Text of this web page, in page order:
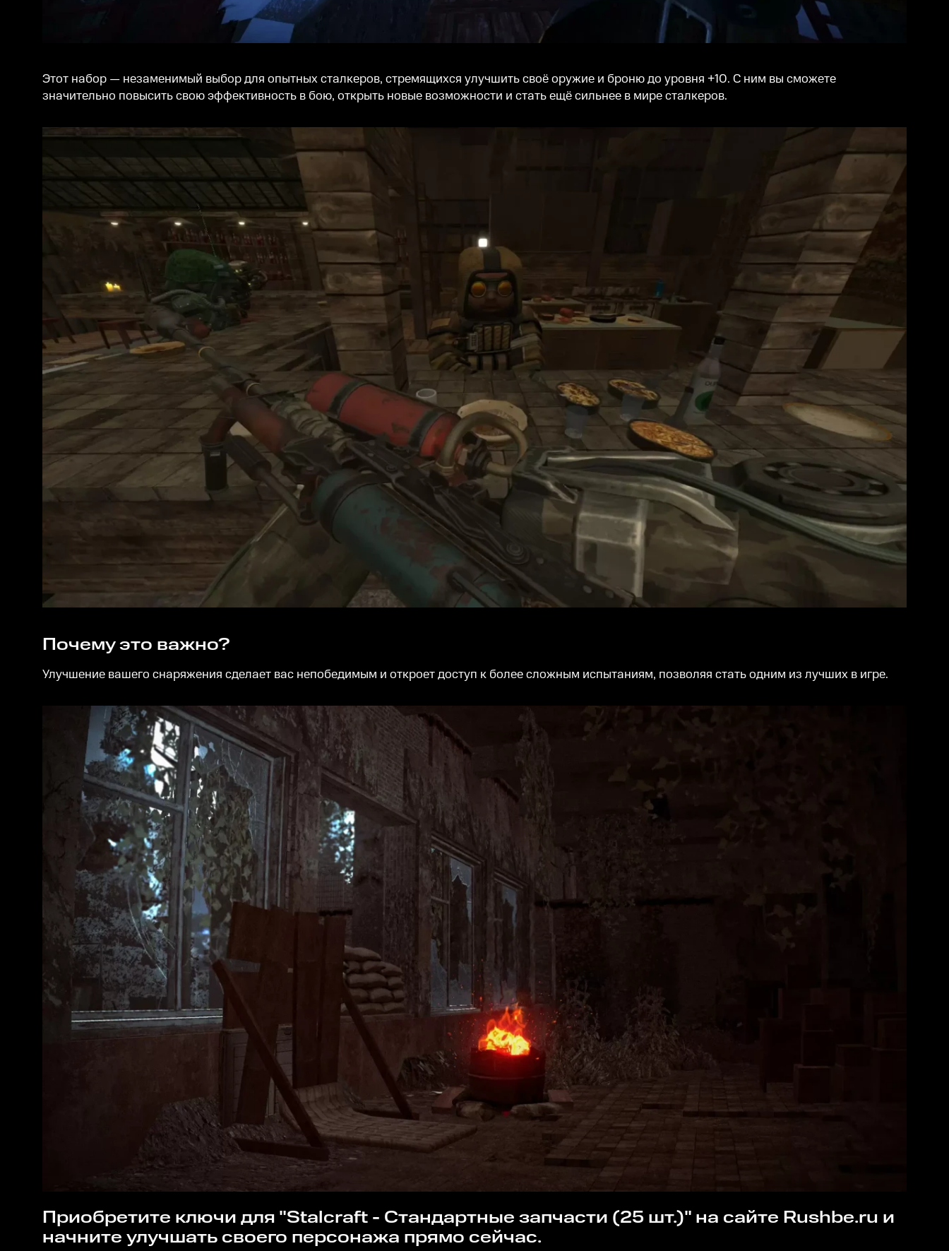
Этот набор — незаменимый выбор для опытных сталкеров, стремящихся улучшить своё оружие и броню до уровня +10. С ним вы сможете
значительно повысить свою эффективность в бою, открыть новые возможности и стать ещё сильнее в мире сталкеров.
Почему это важно?
Улучшение вашего снаряжения сделает вас непобедимым и откроет доступ к более сложным испытаниям, позволяя стать одним из лучших в игре.
Приобретите ключи для "Stalcraft - Стандартные запчасти (25 шт.)" на сайте Rushbe.ru и
начните улучшать своего персонажа прямо сейчас.